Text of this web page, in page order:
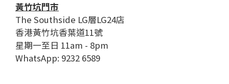
黃竹坑門市
The Southside LG層LG24店
香港黃竹坑香葉道11號
星期一至日 11am - 8pm
WhatsApp: 9232 6589